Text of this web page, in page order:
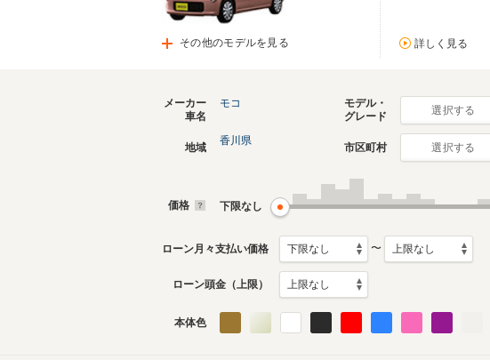
その他のモデルを見る 詳しく見る
生産モデル
2006年2月～2011年1月
生産モデル
モコのカタログを見る
メーカー
車名
モコ
モデル・
グレード
選択する
地域
香川県
市区町村 選択する
価格 下限なし
ローン月々支払い価格 〜
ローン頭金（上限）
本体色